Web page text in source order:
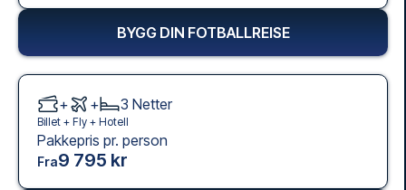
BYGG DIN FOTBALLREISE
+ + 3 Netter
Billet + Fly + Hotell
Pakkepris pr. person
Fra9 795 kr